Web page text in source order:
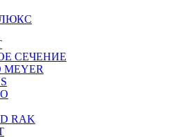
СЕЧЕНИЕ
MEYER
RAK